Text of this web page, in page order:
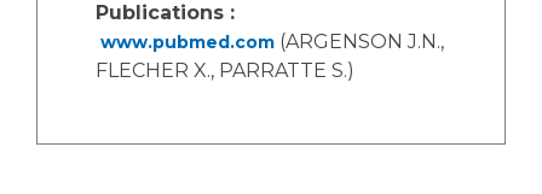
Publications :
www.pubmed.com (ARGENSON J.N.,
FLECHER X., PARRATTE S.)